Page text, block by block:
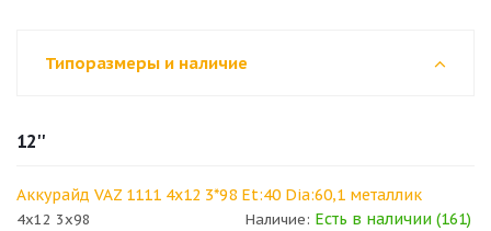
Типоразмеры и наличие
12''
Аккурайд VAZ 1111 4x12 3*98 Et:40 Dia:60,1 металлик
4x12 3x98 Наличие: Есть в наличии (161)